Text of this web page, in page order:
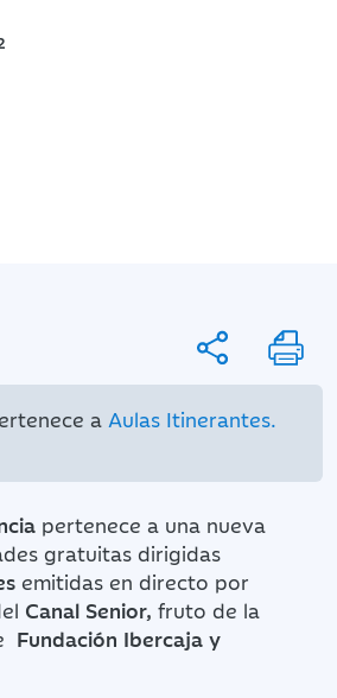
a Aulas Itinerantes.
pertenece a una nueva
gratuitas dirigidas
emitidas en directo por
Canal Senior, fruto de la
Fundación Ibercaja y